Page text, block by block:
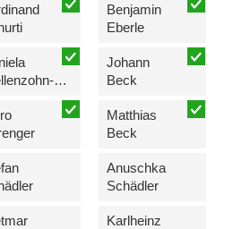
Erne
Benjamin
Eberle
Johann
Beck
Matthias
Beck
Anuschka
Schädler
Karlheinz